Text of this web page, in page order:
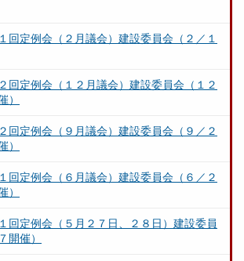
回定例会（２月議会）建設委員会（２／１
回定例会（１２月議会）建設委員会（１２
）
回定例会（９月議会）建設委員会（９／２
）
回定例会（６月議会）建設委員会（６／２
）
回定例会（５月２７日、２８日）建設委員
開催）